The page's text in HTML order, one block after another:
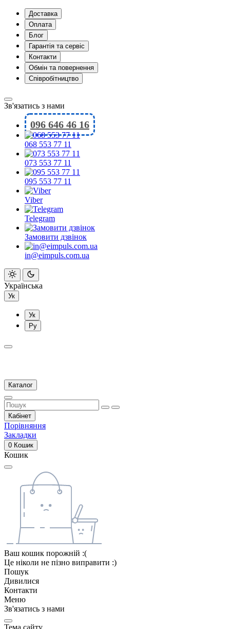
Доставка
Оплата
Блог
Гарантія та сервіс
Контакти
Обмін та повернення
Співробітництво
Зв'язатись з нами
096 646 46 16
068 553 77 11
073 553 77 11
095 553 77 11
Viber
Telegram
Замовити дзвінок
in@eimpuls.com.ua
Українська
Ук
Ук
Ру
Каталог
Кабінет
Порівняння
Закладки
0 Кошик
Кошик
Ваш кошик порожній :(
Це ніколи не пізно виправити :)
Пошук
Дивилися
Контакти
Меню
Зв'язатись з нами
Тема сайту